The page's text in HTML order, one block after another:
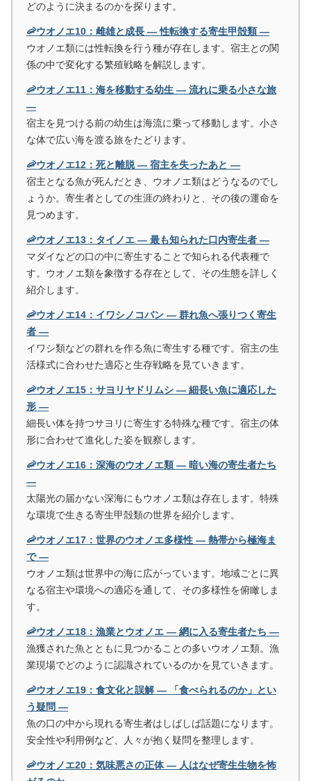
どのように決まるのかを探ります。
🦐ウオノエ10：雌雄と成長 ― 性転換する寄生甲殻類 ―
ウオノエ類には性転換を行う種が存在します。宿主との関
係の中で変化する繁殖戦略を解説します。
🦐ウオノエ11：海を移動する幼生 ― 流れに乗る小さな旅
―
宿主を見つける前の幼生は海流に乗って移動します。小さ
な体で広い海を渡る旅をたどります。
🦐ウオノエ12：死と離脱 ― 宿主を失ったあと ―
宿主となる魚が死んだとき、ウオノエ類はどうなるのでし
ょうか。寄生者としての生涯の終わりと、その後の運命を
見つめます。
🦐ウオノエ13：タイノエ ― 最も知られた口内寄生者 ―
マダイなどの口の中に寄生することで知られる代表種で
す。ウオノエ類を象徴する存在として、その生態を詳しく
紹介します。
🦐ウオノエ14：イワシノコバン ― 群れ魚へ張りつく寄生
者 ―
イワシ類などの群れを作る魚に寄生する種です。宿主の生
活様式に合わせた適応と生存戦略を見ていきます。
🦐ウオノエ15：サヨリヤドリムシ ― 細長い魚に適応した
形 ―
細長い体を持つサヨリに寄生する特殊な種です。宿主の体
形に合わせて進化した姿を観察します。
🦐ウオノエ16：深海のウオノエ類 ― 暗い海の寄生者たち
―
太陽光の届かない深海にもウオノエ類は存在します。特殊
な環境で生きる寄生甲殻類の世界を紹介します。
🦐ウオノエ17：世界のウオノエ多様性 ― 熱帯から極海ま
で ―
ウオノエ類は世界中の海に広がっています。地域ごとに異
なる宿主や環境への適応を通して、その多様性を俯瞰しま
す。
🦐ウオノエ18：漁業とウオノエ ― 網に入る寄生者たち ―
漁獲された魚とともに見つかることの多いウオノエ類。漁
業現場でどのように認識されているのかを見ていきます。
🦐ウオノエ19：食文化と誤解 ― 「食べられるのか」とい
う疑問 ―
魚の口の中から現れる寄生者はしばしば話題になります。
安全性や利用例など、人々が抱く疑問を整理します。
🦐ウオノエ20：気味悪さの正体 ― 人はなぜ寄生生物を怖